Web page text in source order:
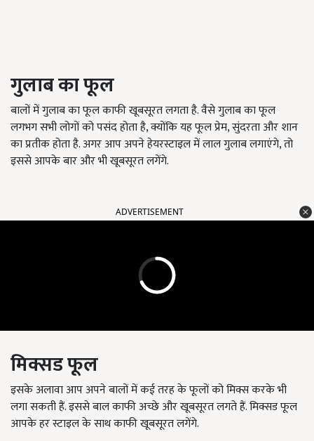
गुलाब का फूल
बालों में गुलाब का फूल काफी खूबसूरत लगता है. वैसे गुलाब का फूल
लगभग सभी लोगों को पसंद होता है,क्योंकि यह फूल प्रेम, सुंदरता और शान
का प्रतीक होता है. अगर आप अपने हेयरस्टाइल में लाल गुलाब लगाएंगे,तो
इससे आपके बार और भी खूबसूरत लगेंगे.
ADVERTISEMENT
मिक्सड फूल
इसके अलावा आप अपने बालों में कई तरह के फूलों को मिक्स करके भी
लगा सकती हैं. इससे बाल काफी अच्छे और खूबसूरत लगते हैं. मिक्सड फूल
आपके हर स्टाइल के साथ काफी खूबसूरत लगेंगे.